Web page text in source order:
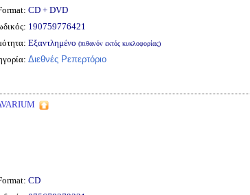
CD + DVD
190759776421
Εξαντλημένο (πιθανόν εκτός κυκλοφορίας)
Διεθνές Ρεπερτόριο
CD